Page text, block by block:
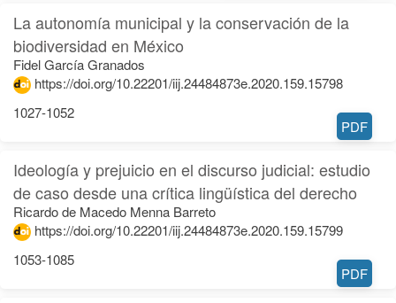
La autonomía municipal y la conservación de la
biodiversidad en México
Fidel García Granados
https://doi.org/10.22201/iij.24484873e.2020.159.15798
1027-1052
PDF
Ideología y prejuicio en el discurso judicial: estudio
de caso desde una crítica lingüística del derecho
Ricardo de Macedo Menna Barreto
https://doi.org/10.22201/iij.24484873e.2020.159.15799
1053-1085
PDF